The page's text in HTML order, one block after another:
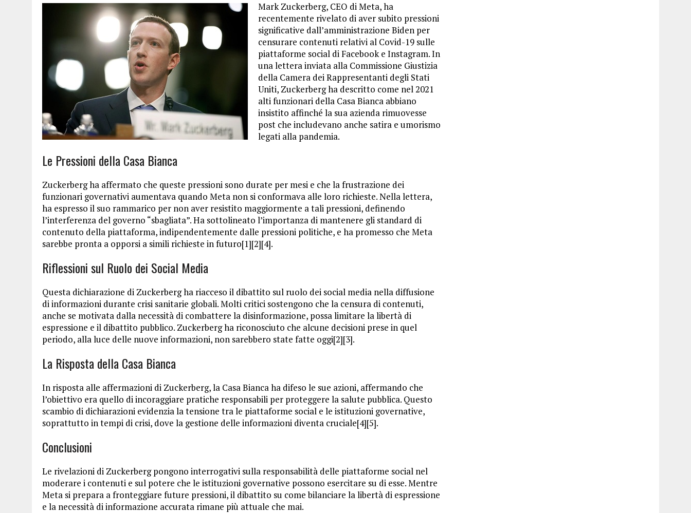
Mark Zuckerberg, CEO di Meta, ha
recentemente rivelato di aver subito pressioni
significative dall’amministrazione Biden per
censurare contenuti relativi al Covid-19 sulle
piattaforme social di Facebook e Instagram. In
una lettera inviata alla Commissione Giustizia
della Camera dei Rappresentanti degli Stati
Uniti, Zuckerberg ha descritto come nel 2021
alti funzionari della Casa Bianca abbiano
insistito affinché la sua azienda rimuovesse
post che includevano anche satira e umorismo
legati alla pandemia.
Le Pressioni della Casa Bianca
Zuckerberg ha affermato che queste pressioni sono durate per mesi e che la frustrazione dei
funzionari governativi aumentava quando Meta non si conformava alle loro richieste. Nella lettera,
ha espresso il suo rammarico per non aver resistito maggiormente a tali pressioni, definendo
l’interferenza del governo “sbagliata”. Ha sottolineato l’importanza di mantenere gli standard di
contenuto della piattaforma, indipendentemente dalle pressioni politiche, e ha promesso che Meta
sarebbe pronta a opporsi a simili richieste in futuro[1][2][4].
Riflessioni sul Ruolo dei Social Media
Questa dichiarazione di Zuckerberg ha riacceso il dibattito sul ruolo dei social media nella diffusione
di informazioni durante crisi sanitarie globali. Molti critici sostengono che la censura di contenuti,
anche se motivata dalla necessità di combattere la disinformazione, possa limitare la libertà di
espressione e il dibattito pubblico. Zuckerberg ha riconosciuto che alcune decisioni prese in quel
periodo, alla luce delle nuove informazioni, non sarebbero state fatte oggi[2][3].
La Risposta della Casa Bianca
In risposta alle affermazioni di Zuckerberg, la Casa Bianca ha difeso le sue azioni, affermando che
l’obiettivo era quello di incoraggiare pratiche responsabili per proteggere la salute pubblica. Questo
scambio di dichiarazioni evidenzia la tensione tra le piattaforme social e le istituzioni governative,
soprattutto in tempi di crisi, dove la gestione delle informazioni diventa cruciale[4][5].
Conclusioni
Le rivelazioni di Zuckerberg pongono interrogativi sulla responsabilità delle piattaforme social nel
moderare i contenuti e sul potere che le istituzioni governative possono esercitare su di esse. Mentre
Meta si prepara a fronteggiare future pressioni, il dibattito su come bilanciare la libertà di espressione
e la necessità di informazione accurata rimane più attuale che mai.